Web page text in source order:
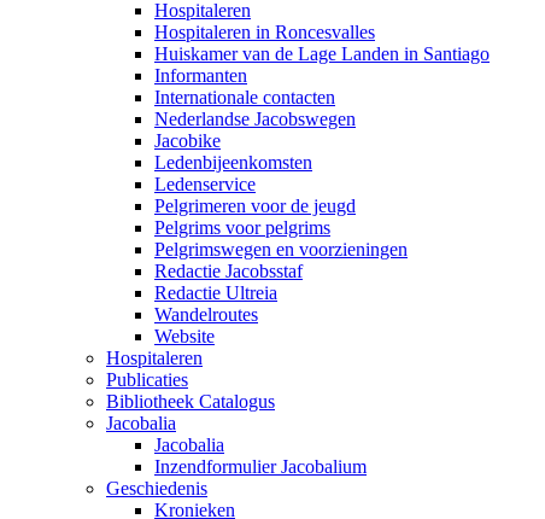
Hospitaleren
Hospitaleren in Roncesvalles
Huiskamer van de Lage Landen in Santiago
Informanten
Internationale contacten
Nederlandse Jacobswegen
Jacobike
Ledenbijeenkomsten
Ledenservice
Pelgrimeren voor de jeugd
Pelgrims voor pelgrims
Pelgrimswegen en voorzieningen
Redactie Jacobsstaf
Redactie Ultreia
Wandelroutes
Website
Hospitaleren
Publicaties
Bibliotheek Catalogus
Jacobalia
Jacobalia
Inzendformulier Jacobalium
Geschiedenis
Kronieken